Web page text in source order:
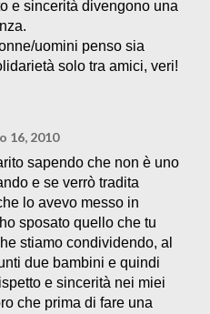
e sincerità divengono una
uomini penso sia
solo tra amici, veri!
16, 2010
sapendo che non è uno
e se verrò tradita
lo avevo messo in
sposato quello che tu
stiamo condividendo, al
due bambini e quindi
e sincerità nei miei
che prima di fare una